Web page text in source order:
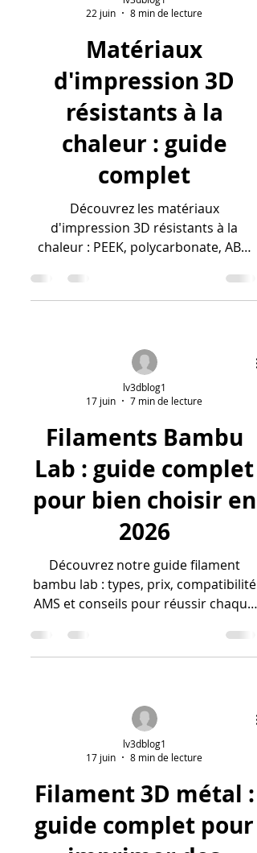
22 juin
8 min de lecture
Matériaux
d'impression 3D
résistants à la
chaleur : guide
complet
Découvrez les matériaux
conseils pratiques.
17 juin
7 min de lecture
Filaments Bambu
Lab : guide complet
pour bien choisir en
2026
Découvrez notre guide filament
17 juin
8 min de lecture